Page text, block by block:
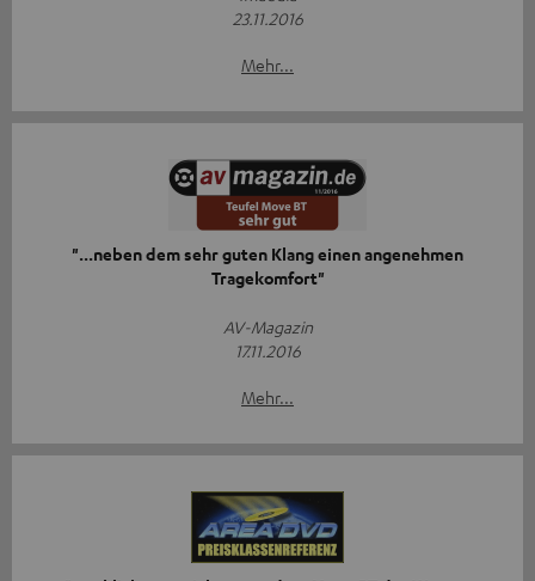
23.11.2016
Mehr...
"...neben dem sehr guten Klang einen angenehmen
Tragekomfort"
AV-Magazin
17.11.2016
Mehr...